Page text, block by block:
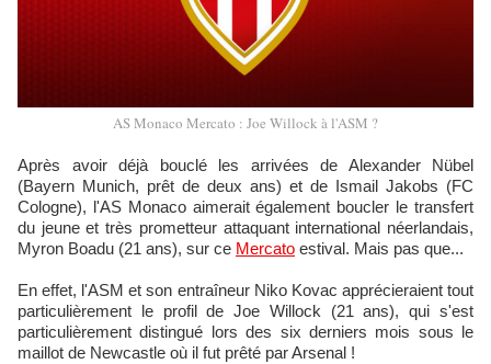
AS Monaco Mercato : Joe Willock à l'ASM ?
Après avoir déjà bouclé les arrivées de Alexander Nübel
(Bayern Munich, prêt de deux ans) et de Ismail Jakobs (FC
Cologne), l'AS Monaco aimerait également boucler le transfert
du jeune et très prometteur attaquant international néerlandais,
Myron Boadu (21 ans), sur ce Mercato estival. Mais pas que...
En effet, l'ASM et son entraîneur Niko Kovac apprécieraient tout
particulièrement le profil de Joe Willock (21 ans), qui s'est
particulièrement distingué lors des six derniers mois sous le
maillot de Newcastle où il fut prêté par Arsenal !